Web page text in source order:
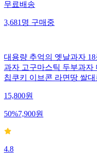
무료배송
3,681명구매중
대용량 추억의 옛날과자
과자 고구마스틱 두부과자
칩쿠키 이브콘 라면땅 쌀대
15,800원
50%7,900원